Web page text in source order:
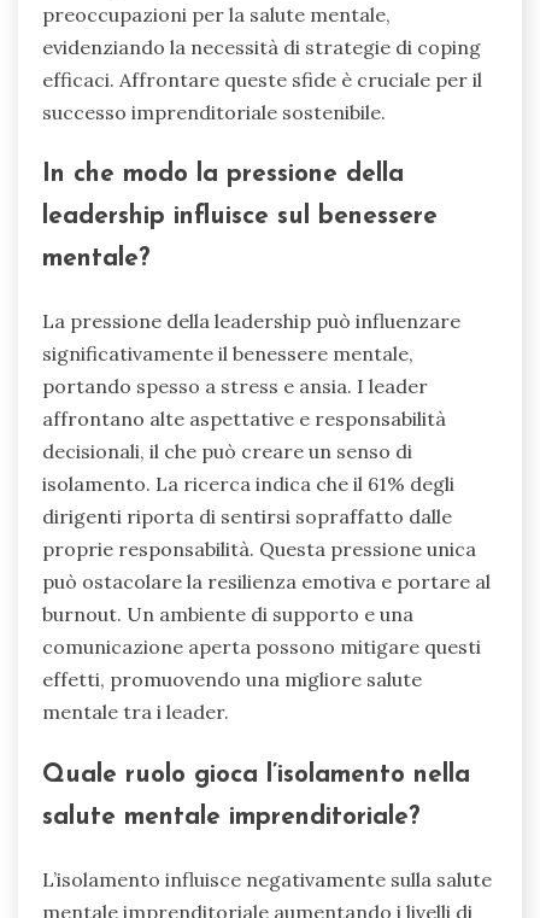
preoccupazioni per la salute mentale,
evidenziando la necessità di strategie di coping
efficaci. Affrontare queste sfide è cruciale per il
successo imprenditoriale sostenibile.
In che modo la pressione della
leadership influisce sul benessere
mentale?
La pressione della leadership può influenzare
significativamente il benessere mentale,
portando spesso a stress e ansia. I leader
affrontano alte aspettative e responsabilità
decisionali, il che può creare un senso di
isolamento. La ricerca indica che il 61% degli
dirigenti riporta di sentirsi sopraffatto dalle
proprie responsabilità. Questa pressione unica
può ostacolare la resilienza emotiva e portare al
burnout. Un ambiente di supporto e una
comunicazione aperta possono mitigare questi
effetti, promuovendo una migliore salute
mentale tra i leader.
Quale ruolo gioca l’isolamento nella
salute mentale imprenditoriale?
L’isolamento influisce negativamente sulla salute
mentale imprenditoriale aumentando i livelli di